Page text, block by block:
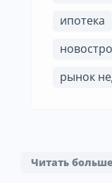
ипотека
рынок
Читать больше